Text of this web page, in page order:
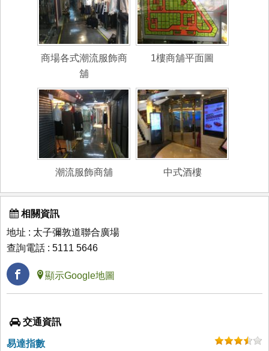
商場各式潮流服飾商
舖
1樓商舖平面圖
潮流服飾商舖 中式酒樓
相關資訊
地址 : 太子彌敦道聯合廣場
查詢電話 : 5111 5646
顯示Google地圖
交通資訊
易達指數